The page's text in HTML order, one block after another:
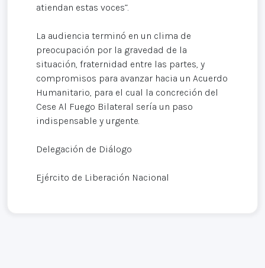
atiendan estas voces”.
La audiencia terminó en un clima de
preocupación por la gravedad de la
situación, fraternidad entre las partes, y
compromisos para avanzar hacia un Acuerdo
Humanitario, para el cual la concreción del
Cese Al Fuego Bilateral sería un paso
indispensable y urgente.
Delegación de Diálogo
Ejército de Liberación Nacional